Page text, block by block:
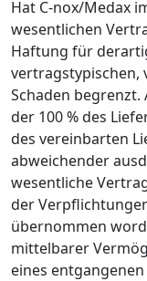
Hat C-nox/Medax
wesentlichen
Haftung für
vertragstypischen,
Schaden begrenzt.
der 100 % des
des vereinbarten
abweichender
wesentliche
der
übernommen
mittelbarer
eines